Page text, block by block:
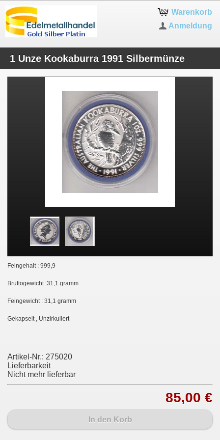
Warenkorb
Anmeldung
1 Unze Kookaburra 1991 Silbermünze
Feingehalt : 999,9
Bruttogewicht :31,1 gramm
Feingewicht : 31,1 gramm
Gekapselt , Unzirkuliert
Artikel-Nr.: 275020
Lieferbarkeit
Nicht mehr lieferbar
85,00 €
In den Korb